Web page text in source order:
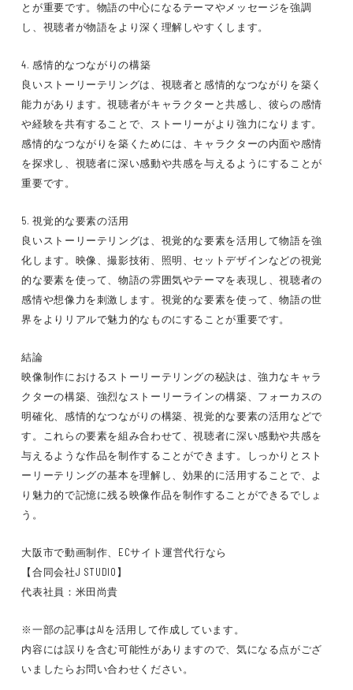
とが重要です。物語の中心になるテーマやメッセージを強調
し、視聴者が物語をより深く理解しやすくします。
4. 感情的なつながりの構築
良いストーリーテリングは、視聴者と感情的なつながりを築く
能力があります。視聴者がキャラクターと共感し、彼らの感情
や経験を共有することで、ストーリーがより強力になります。
感情的なつながりを築くためには、キャラクターの内面や感情
を探求し、視聴者に深い感動や共感を与えるようにすることが
重要です。
5. 視覚的な要素の活用
良いストーリーテリングは、視覚的な要素を活用して物語を強
化します。映像、撮影技術、照明、セットデザインなどの視覚
的な要素を使って、物語の雰囲気やテーマを表現し、視聴者の
感情や想像力を刺激します。視覚的な要素を使って、物語の世
界をよりリアルで魅力的なものにすることが重要です。
結論
映像制作におけるストーリーテリングの秘訣は、強力なキャラ
クターの構築、強烈なストーリーラインの構築、フォーカスの
明確化、感情的なつながりの構築、視覚的な要素の活用などで
す。これらの要素を組み合わせて、視聴者に深い感動や共感を
与えるような作品を制作することができます。しっかりとスト
ーリーテリングの基本を理解し、効果的に活用することで、よ
り魅力的で記憶に残る映像作品を制作することができるでしょ
う。
大阪市で動画制作、ECサイト運営代行なら
【合同会社J STUDIO】
代表社員：米田尚貴
※一部の記事はAIを活用して作成しています。
内容には誤りを含む可能性がありますので、気になる点がござ
いましたらお問い合わせください。